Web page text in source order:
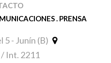
. PRENSA
5 - Junín (B)
Int. 2211